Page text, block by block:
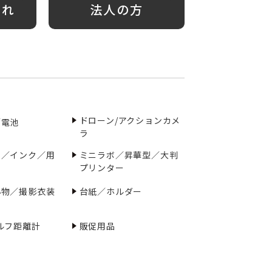
法人の方
池
ドローン/アクションカメ
ラ
インク／用
ミニラボ／昇華型／大判
プリンター
／撮影衣装
台紙／ホルダー
フ距離計 販促用品